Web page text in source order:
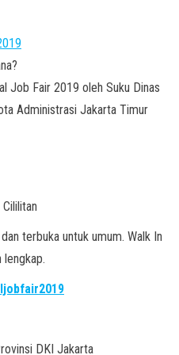
Job Fair 2019 oleh Suku Dinas
Administrasi Jakarta Timur
terbuka untuk umum. Walk In
lengkap.
DKI Jakarta